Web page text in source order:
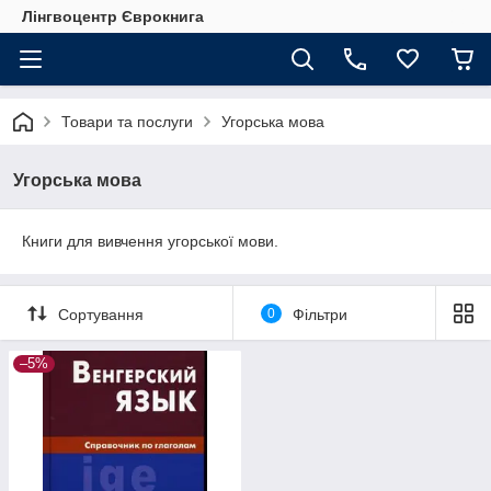
Лінгвоцентр Єврокнига
Товари та послуги Угорська мова
Угорська мова
Книги для вивчення угорської мови.
Сортування 0 Фільтри
–5%